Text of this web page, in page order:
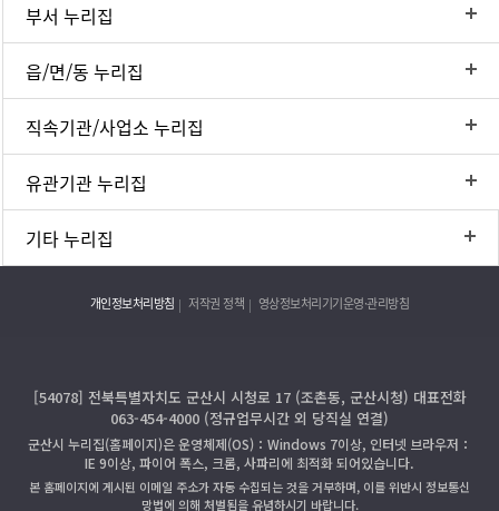
부서 누리집
읍/면/동 누리집
직속기관/사업소 누리집
유관기관 누리집
기타 누리집
개인정보처리방침 저작권 정책 영상정보처리기기운영·관리방침
[54078] 전북특별자치도 군산시 시청로 17 (조촌동, 군산시청) 대표전화
063-454-4000 (정규업무시간 외 당직실 연결)
군산시 누리집(홈페이지)은 운영체제(OS)：Windows 7이상, 인터넷 브라우저：
IE 9이상, 파이어 폭스, 크롬, 사파리에 최적화 되어있습니다.
본 홈페이지에 게시된 이메일 주소가 자동 수집되는 것을 거부하며, 이를 위반시 정보통신
망법에 의해 처벌됨을 유념하시기 바랍니다.